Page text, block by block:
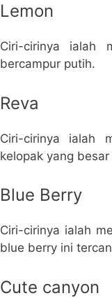
Lemon
Ciri-cirinya ialah
bercampur putih.
Reva
Ciri-cirinya ialah
kelopak yang
Blue Berry
Ciri-cirinya ialah
blue berry ini
Cute canyon